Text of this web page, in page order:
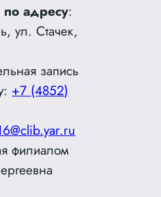
адресу:
ул. Стачек,
запись
+7 (4852)
филиалом